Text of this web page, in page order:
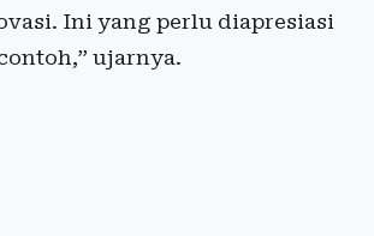
Ini yang perlu diapresiasi
ujarnya.